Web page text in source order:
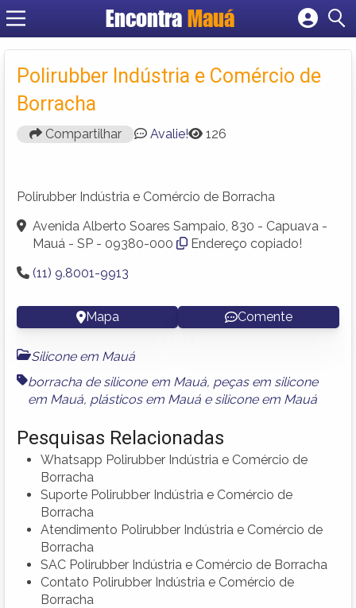
EncontraMauá
Criar conta
Polirubber Indústria e Comércio de
Borracha
Compartilhar Avalie! 126
Polirubber Indústria e Comércio de Borracha
Avenida Alberto Soares Sampaio, 830 - Capuava -
Mauá - SP - 09380-000
Endereço copiado!
(11) 9.8001-9913
Mapa Comente
Silicone em Mauá
borracha de silicone em Mauá, peças em silicone
em Mauá, plásticos em Mauá e silicone em Mauá
Pesquisas Relacionadas
Whatsapp Polirubber Indústria e Comércio de
Borracha
Suporte Polirubber Indústria e Comércio de
Borracha
Atendimento Polirubber Indústria e Comércio de
Borracha
SAC Polirubber Indústria e Comércio de Borracha
Contato Polirubber Indústria e Comércio de
Borracha